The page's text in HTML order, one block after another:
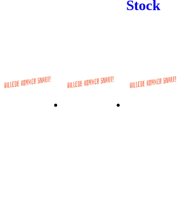
Stock